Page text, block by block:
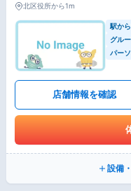
北区役所から1m
駅か
グル
パー
店舗情報を確認
設備